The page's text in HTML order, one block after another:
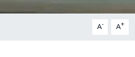
A- A+